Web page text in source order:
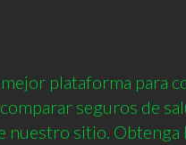
plataforma para
seguros de
nuestro sitio. Obtenga